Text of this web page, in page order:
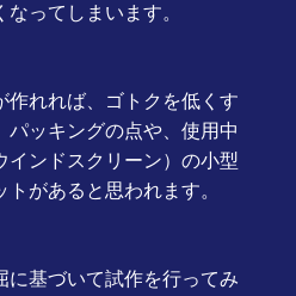
ってしまいます。
作れれば、ゴトクを低くす
パッキングの点や、使用中
インドスクリーン）の小型
があると思われます。
に基づいて試作を行ってみ